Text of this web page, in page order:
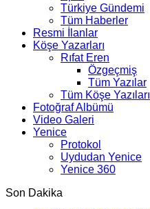
Türkiye Gündemi
Tüm Haberler
Resmi İlanlar
Köşe Yazarları
Rıfat Eren
Özgeçmiş
Tüm Yazılar
Tüm Köşe Yazıları
Fotoğraf Albümü
Video Galeri
Yenice
Protokol
Uydudan Yenice
Yenice 360
Son Dakika